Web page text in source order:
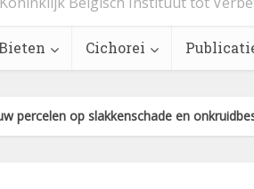
Cichorei
percelen op slakkenschade en